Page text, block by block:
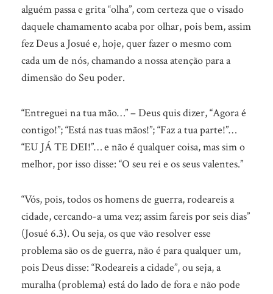
alguém passa e grita “olha”, com certeza que o visado
daquele chamamento acaba por olhar, pois bem, assim
fez Deus a Josué e, hoje, quer fazer o mesmo com
cada um de nós, chamando a nossa atenção para a
dimensão do Seu poder.
“Entreguei na tua mão…” – Deus quis dizer, “Agora é
contigo!”; “Está nas tuas mãos!”; “Faz a tua parte!”…
“EU JÁ TE DEI!”… e não é qualquer coisa, mas sim o
melhor, por isso disse: “O seu rei e os seus valentes.”
“Vós, pois, todos os homens de guerra, rodeareis a
cidade, cercando-a uma vez; assim fareis por seis dias”
(Josué 6.3). Ou seja, os que vão resolver esse
problema são os de guerra, não é para qualquer um,
pois Deus disse: “Rodeareis a cidade”, ou seja, a
muralha (problema) está do lado de fora e não pode